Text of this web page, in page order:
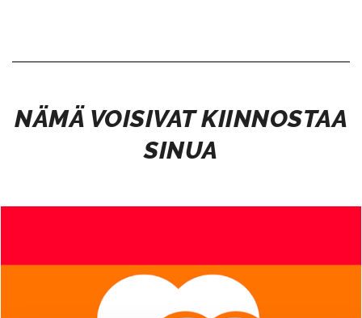
​​​​​​​NÄMÄ VOISIVAT KIINNOSTAA
SINUA